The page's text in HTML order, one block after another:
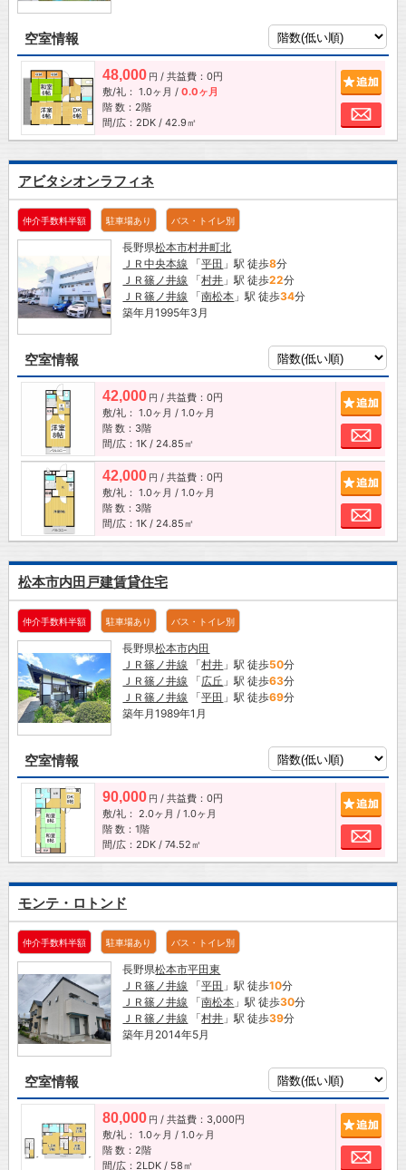
空室情報
48,000 円 / 共益費：0円
敷/礼： 1.0ヶ月 / 0.0ヶ月
階 数：2階
間/広：2DK / 42.9㎡
お
アビタシオンラフィネ
仲介手数料半額 駐車場あり バス・トイレ別
長野県松本市村井町北
ＪＲ中央本線 「平田 」駅 徒歩8分
ＪＲ篠ノ井線 「村井 」駅 徒歩22分
ＪＲ篠ノ井線 「南松本 」駅 徒歩34分
築年月1995年3月
空室情報
42,000 円 / 共益費：0円
敷/礼： 1.0ヶ月 / 1.0ヶ月
階 数：3階
間/広：1K / 24.85㎡
お
42,000 円 / 共益費：0円
敷/礼： 1.0ヶ月 / 1.0ヶ月
階 数：3階
間/広：1K / 24.85㎡
お
松本市内田戸建賃貸住宅
仲介手数料半額 駐車場あり バス・トイレ別
長野県松本市内田
ＪＲ篠ノ井線 「村井 」駅 徒歩50分
ＪＲ篠ノ井線 「広丘 」駅 徒歩63分
ＪＲ篠ノ井線 「平田 」駅 徒歩69分
築年月1989年1月
空室情報
90,000 円 / 共益費：0円
敷/礼： 2.0ヶ月 / 1.0ヶ月
階 数：1階
間/広：2DK / 74.52㎡
お
モンテ・ロトンド
仲介手数料半額 駐車場あり バス・トイレ別
長野県松本市平田東
ＪＲ篠ノ井線 「平田 」駅 徒歩10分
ＪＲ篠ノ井線 「南松本 」駅 徒歩30分
ＪＲ篠ノ井線 「村井 」駅 徒歩39分
築年月2014年5月
空室情報
80,000 円 / 共益費：3,000円
敷/礼： 1.0ヶ月 / 1.0ヶ月
階 数：2階
間/広：2LDK / 58㎡
お